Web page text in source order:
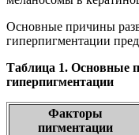
Основные причины
гиперпигментации
Таблица 1. Основные
гиперпигментации
Факторы
пигментации